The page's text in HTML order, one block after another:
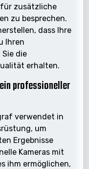
zusätzliche
zu besprechen.
dass Ihre
Ihren
die
erhalten.
professioneller
verwendet in
um
Ergebnisse
Kameras mit
ihm ermöglichen,